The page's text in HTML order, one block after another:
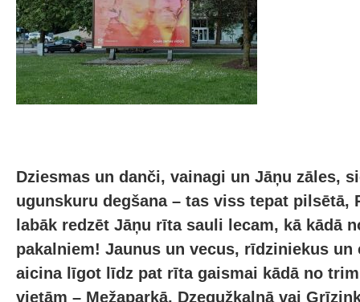
Dziesmas un danči, vainagi un Jāņu zāles,
ugunskuru degšana – tas viss tepat pilsētā,
labāk redzēt Jāņu rīta sauli lecam, kā kādā
pakalniem! Jaunus un vecus, rīdziniekus un
aicina līgot līdz pat rīta gaismai kādā no
vietām – Mežaparkā, Dzegužkalnā vai